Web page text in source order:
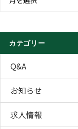
カテゴリー
Q&A
お知らせ
求人情報